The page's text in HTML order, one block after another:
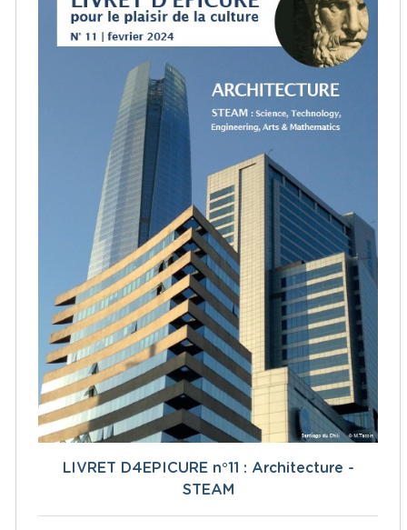
LIVRET D4EPICURE n°11 : Architecture -
STEAM